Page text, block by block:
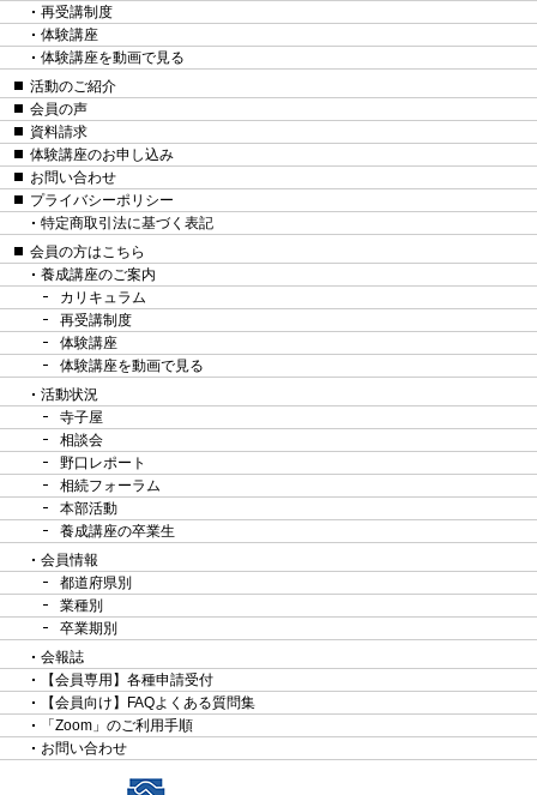
再受講制度
体験講座
体験講座を動画で見る
活動のご紹介
会員の声
資料請求
体験講座のお申し込み
お問い合わせ
プライバシーポリシー
特定商取引法に基づく表記
会員の方はこちら
養成講座のご案内
カリキュラム
再受講制度
体験講座
体験講座を動画で見る
活動状況
寺子屋
相談会
野口レポート
相続フォーラム
本部活動
養成講座の卒業生
会員情報
都道府県別
業種別
卒業期別
会報誌
【会員専用】各種申請受付
【会員向け】FAQよくある質問集
「Zoom」のご利用手順
お問い合わせ